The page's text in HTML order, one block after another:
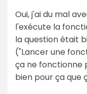
Oui, j'ai du mal
l'exécute la
la question était
("Lancer une
ça ne fonctionne
bien pour ça que